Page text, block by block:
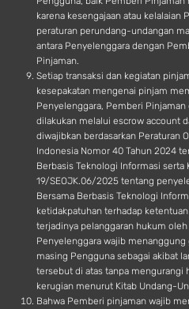
karena kesengajaan atau kelalaian
peraturan perundang-undangan
antara Penyelenggara dengan
Pinjaman.
Setiap transaksi dan kegiatan
kesepakatan mengenai pinjam
Penyelenggara, Pemberi
dilakukan melalui escrow account
diwajibkan berdasarkan Peraturan
Indonesia Nomor 40 Tahun 2024
Berbasis Teknologi Informasi serta
19/SEOJK.06/2025 tentang
Bersama Berbasis Teknologi
ketidakpatuhan terhadap
terjadinya pelanggaran hukum
Penyelenggara wajib
masing Pengguna sebagai akibat
tersebut di atas tanpa mengurangi
kerugian menurut Kitab Undang-
Bahwa Pemberi pinjaman wajib